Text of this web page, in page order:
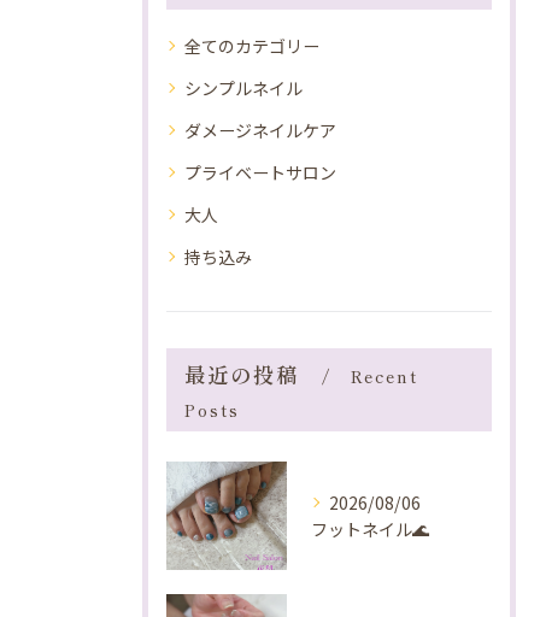
全てのカテゴリー
シンプルネイル
ダメージネイルケア
プライベートサロン
大人
持ち込み
最近の投稿
Recent
Posts
2026/08/06
フットネイル🌊